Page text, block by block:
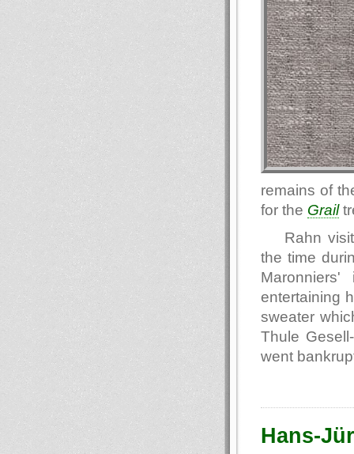
remains of
for the Grail
Rahn
the time
entertaining
sweater
Thule
went
Hans-